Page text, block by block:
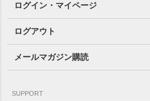
ログイン・マイページ
ログアウト
メールマガジン購読
SUPPORT